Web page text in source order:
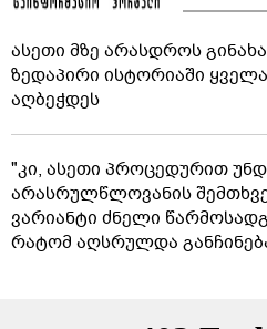
ასეთი მზე არასდროს
ზედაპირი ისტორიაში
აღბეჭდეს
"კი, ასეთი პროცედურით
არასრულწლოვანის
ვარიანტი ძნელი
რატომ აღსრულდა